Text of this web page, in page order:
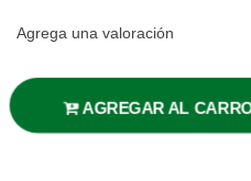
Agrega una valoración
AGREGAR AL CARRO